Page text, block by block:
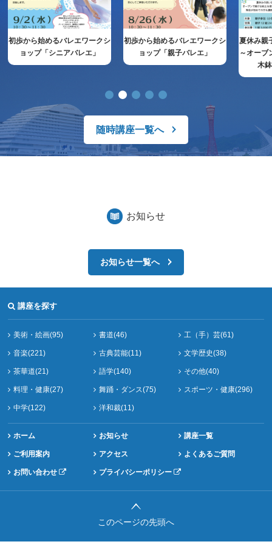
初歩から始めるバレエワークシ
ョップ「シニアバレエ」
初歩から始めるバレエワークシ
ョップ「親子バレエ」
夏休み親
～オーブ
木
随時講座一覧へ
お知らせ
お知らせ一覧へ
講座を探す
美術・絵画(95) 書道(46) 工（手）芸(61)
音楽(221) 古典芸能(11) 文学歴史(38)
茶華道(21) 語学(140) その他(40)
料理・健康(27) 舞踊・ダンス(75) スポーツ・健康(296)
中学(122) 洋和裁(11)
ホーム お知らせ 講座一覧
ご利用案内 アクセス よくあるご質問
お問い合わせ プライバシーポリシー
このページの先頭へ